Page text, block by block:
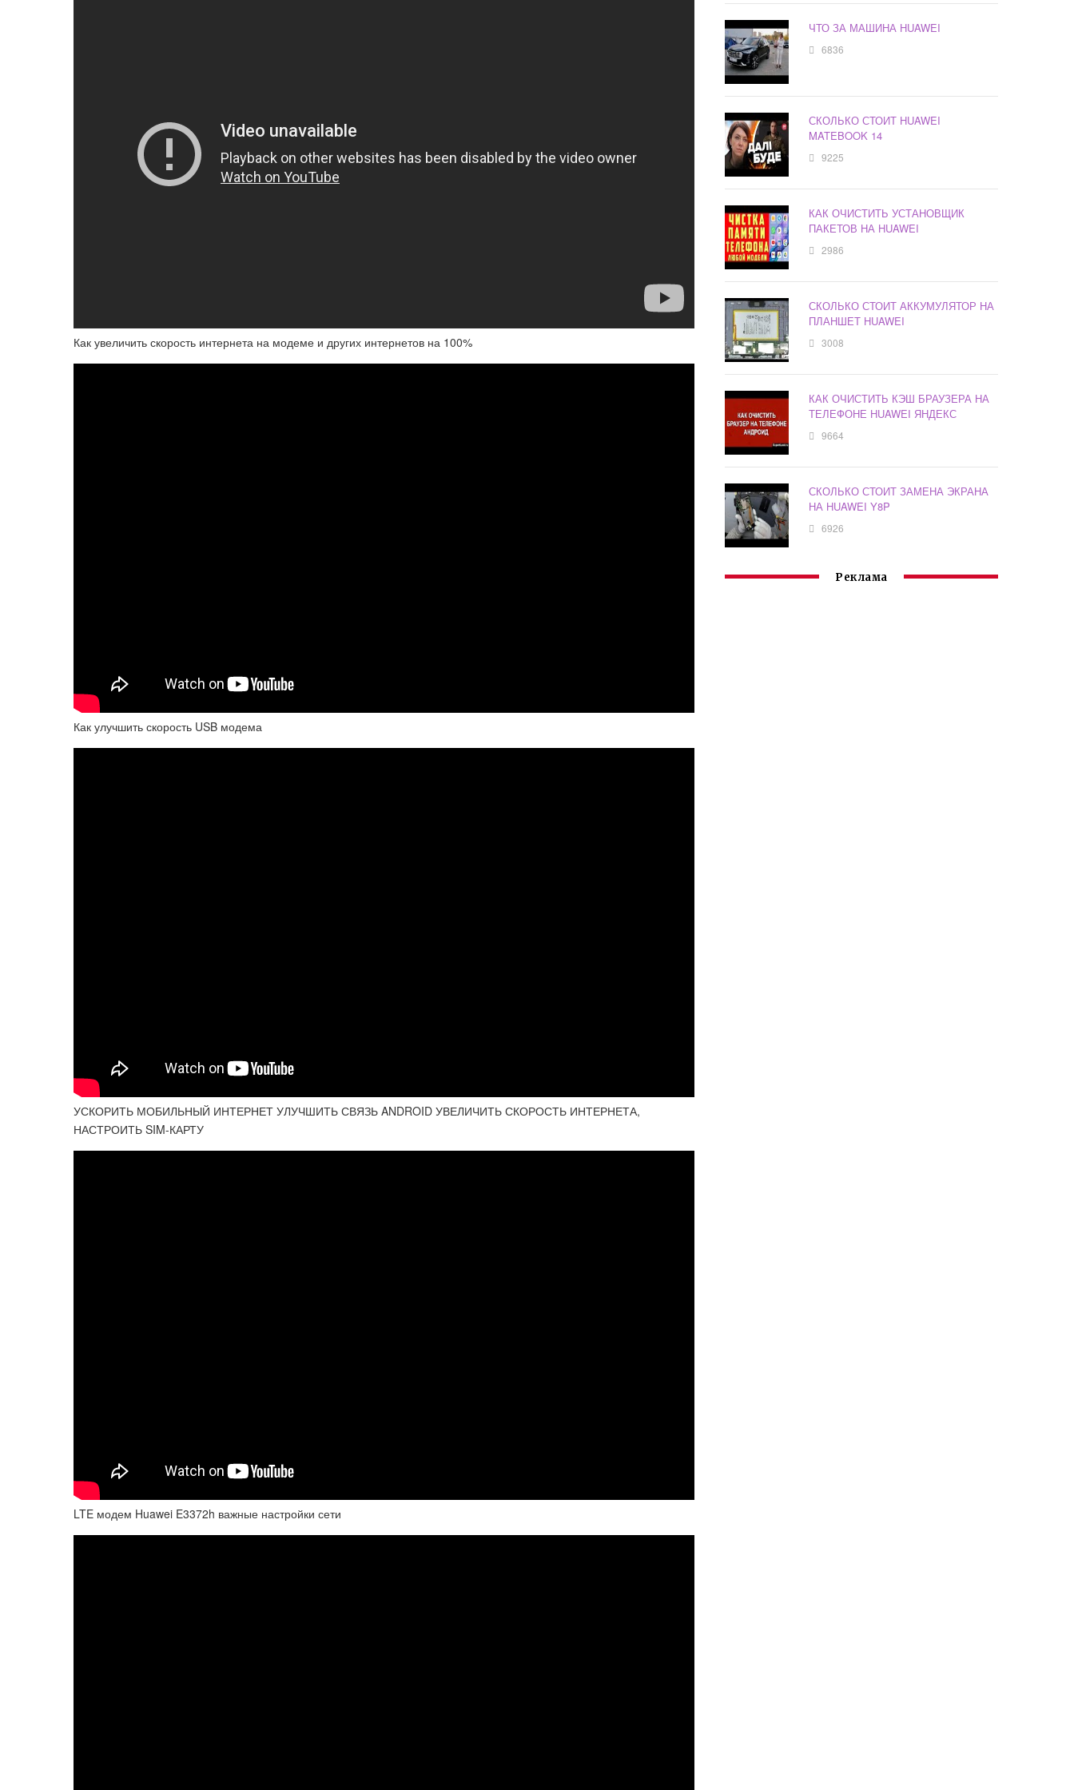
Как увеличить скорость интернета на модеме и других интернетов на 100%
Как улучшить скорость USB модема
УСКОРИТЬ МОБИЛЬНЫЙ ИНТЕРНЕТ УЛУЧШИТЬ СВЯЗЬ ANDROID УВЕЛИЧИТЬ СКОРОСТЬ ИНТЕРНЕТА,
НАСТРОИТЬ SIM-КАРТУ
LTE модем Huawei E3372h важные настройки сети
ЧТО ЗА МАШИНА HUAWEI
6836
СКОЛЬКО СТОИТ HUAWEI
MATEBOOK 14
9225
КАК ОЧИСТИТЬ УСТАНОВЩИК
ПАКЕТОВ НА HUAWEI
2986
СКОЛЬКО СТОИТ АККУМУЛЯТОР НА
ПЛАНШЕТ HUAWEI
3008
КАК ОЧИСТИТЬ КЭШ БРАУЗЕРА НА
ТЕЛЕФОНЕ HUAWEI ЯНДЕКС
9664
СКОЛЬКО СТОИТ ЗАМЕНА ЭКРАНА
НА HUAWEI Y8P
6926
Реклама